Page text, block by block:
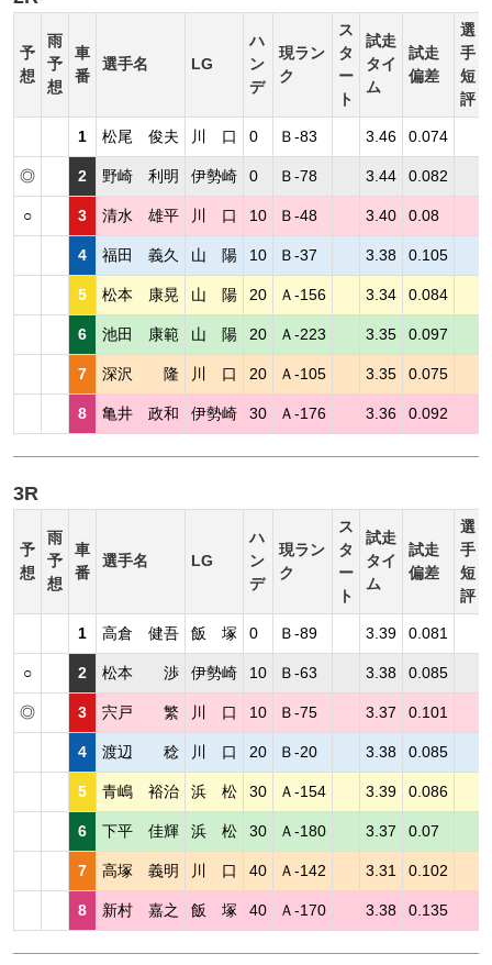
予
想
雨
予
想
車
番
選手名 LG
ハ
ン
デ
現ラン
ク
ス
タ
ー
ト
試走
タイ
ム
試走
偏差
選
手
短
評
1 松尾 俊夫 川 口 0 Ｂ-83 3.46 0.074
◎ 2 野崎 利明 伊勢崎 0 Ｂ-78 3.44 0.082
○ 3 清水 雄平 川 口 10 Ｂ-48 3.40 0.08
4 福田 義久 山 陽 10 Ｂ-37 3.38 0.105
5 松本 康晃 山 陽 20 Ａ-156 3.34 0.084
6 池田 康範 山 陽 20 Ａ-223 3.35 0.097
7 深沢 隆 川 口 20 Ａ-105 3.35 0.075
8 亀井 政和 伊勢崎 30 Ａ-176 3.36 0.092
3R
予
想
雨
予
想
車
番
選手名 LG
ハ
ン
デ
現ラン
ク
ス
タ
ー
ト
試走
タイ
ム
試走
偏差
選
手
短
評
1 高倉 健吾 飯 塚 0 Ｂ-89 3.39 0.081
○ 2 松本 渉 伊勢崎 10 Ｂ-63 3.38 0.085
◎ 3 宍戸 繁 川 口 10 Ｂ-75 3.37 0.101
4 渡辺 稔 川 口 20 Ｂ-20 3.38 0.085
5 青嶋 裕治 浜 松 30 Ａ-154 3.39 0.086
6 下平 佳輝 浜 松 30 Ａ-180 3.37 0.07
7 高塚 義明 川 口 40 Ａ-142 3.31 0.102
8 新村 嘉之 飯 塚 40 Ａ-170 3.38 0.135